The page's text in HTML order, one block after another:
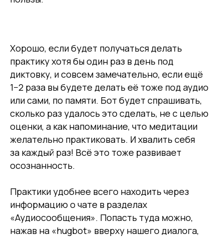
Хорошо, если будет получаться делать
практику хотя бы один раз в день под
диктовку, и совсем замечательно, если ещё
1−2 раза вы будете делать её тоже под аудио
или сами, по памяти. Бот будет спрашивать,
сколько раз удалось это сделать, не с целью
оценки, а как напоминание, что медитации
желательно практиковать. И хвалить себя
за каждый раз! Всё это тоже развивает
осознанность.
Практики удобнее всего находить через
информацию о чате в разделах
«Аудиосообщения». Попасть туда можно,
нажав на «hugbot» вверху нашего диалога,